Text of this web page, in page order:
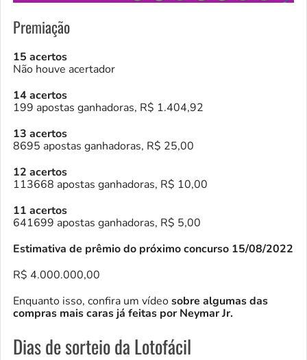
Premiação
15 acertos
Não houve acertador
14 acertos
199 apostas ganhadoras, R$ 1.404,92
13 acertos
8695 apostas ganhadoras, R$ 25,00
12 acertos
113668 apostas ganhadoras, R$ 10,00
11 acertos
641699 apostas ganhadoras, R$ 5,00
Estimativa de prêmio do próximo concurso 15/08/2022
R$ 4.000.000,00
Enquanto isso, confira um vídeosobre algumas das
compras mais caras já feitas por Neymar Jr.
Dias de sorteio da Lotofácil